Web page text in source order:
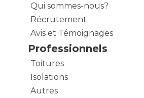
Qui sommes-nous?
Récrutement
Avis et Témoignages
Professionnels
Toitures
Isolations
Autres